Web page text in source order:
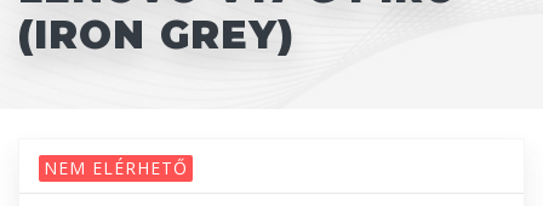
(IRON GREY)
NEM ELÉRHETŐ